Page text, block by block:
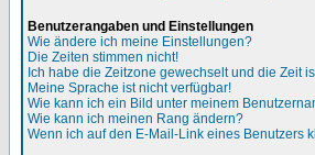
Benutzerangaben und Einstellungen
Wie ändere ich meine Einstellungen?
Die Zeiten stimmen nicht!
Ich habe die Zeitzone gewechselt und die Zeit
Meine Sprache ist nicht verfügbar!
Wie kann ich ein Bild unter meinem
Wie kann ich meinen Rang ändern?
Wenn ich auf den E-Mail-Link eines Benutzers